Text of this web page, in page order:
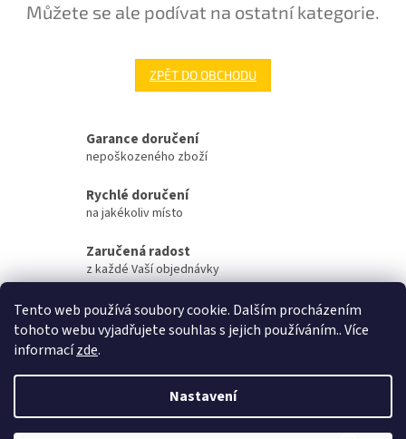
Tento web používá soubory cookie. Dalším procházením
tohoto webu vyjadřujete souhlas s jejich používáním.. Více
informacízde.
Nastavení
Můžete se ale podívat na ostatní kategorie.
ZPĚT DO OBCHODU
Garance doručení
nepoškozeného zboží
Rychlé doručení
na jakékoliv místo
Zaručená radost
z každé Vaší objednávky
Zaručené otevření
Vaší objednávky na streamu
Vytvořil Shoptet